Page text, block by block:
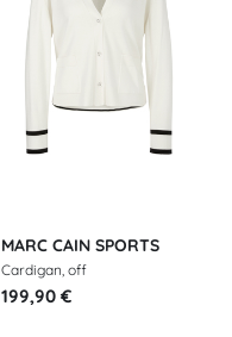
MARC CAIN SPORTS
Cardigan, off
199,90 €